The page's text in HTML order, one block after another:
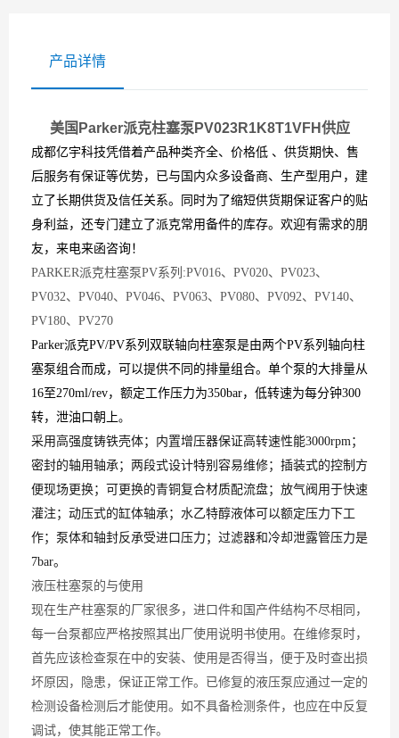
产品详情
美国Parker派克柱塞泵PV023R1K8T1VFH供应
成都亿宇科技凭借着产品种类齐全、价格低 、供货期快、售
后服务有保证等优势，已与国内众多设备商、生产型用户，建
立了长期供货及信任关系。同时为了缩短供货期保证客户的贴
身利益，还专门建立了派克常用备件的库存。欢迎有需求的朋
友，来电来函咨询！
PARKER派克柱塞泵PV系列:PV016、PV020、PV023、
PV032、PV040、PV046、PV063、PV080、PV092、PV140、
PV180、PV270
Parker派克PV/PV系列双联轴向柱塞泵是由两个PV系列轴向柱
塞泵组合而成，可以提供不同的排量组合。单个泵的大排量从
16至270ml/rev，额定工作压力为350bar，低转速为每分钟300
转，泄油口朝上。
采用高强度铸铁壳体；内置增压器保证高转速性能3000rpm；
密封的轴用轴承；两段式设计特别容易维修；插装式的控制方
便现场更换；可更换的青铜复合材质配流盘；放气阀用于快速
灌注；动压式的缸体轴承；水乙特醇液体可以额定压力下工
作；泵体和轴封反承受进口压力；过滤器和冷却泄露管压力是
7bar。
液压柱塞泵的与使用
现在生产柱塞泵的厂家很多，进口件和国产件结构不尽相同，
每一台泵都应严格按照其出厂使用说明书使用。在维修泵时，
首先应该检查泵在中的安装、使用是否得当，便于及时查出损
坏原因，隐患，保证正常工作。已修复的液压泵应通过一定的
检测设备检测后才能使用。如不具备检测条件，也应在中反复
调试，使其能正常工作。